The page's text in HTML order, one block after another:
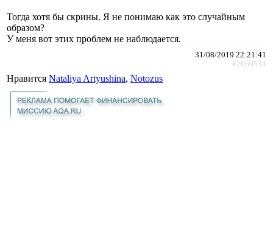
Тогда хотя бы скрины. Я не понимаю как это случайным
образом?
У меня вот этих проблем не наблюдается.
31/08/2019 22:21:41
#2669534
Нравится Nataliya Artyushina, Notozus